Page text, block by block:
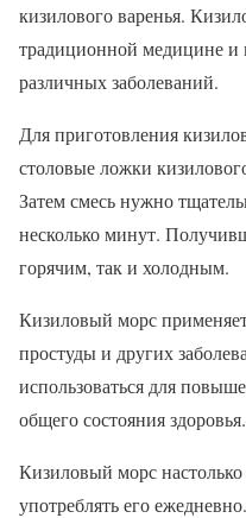
кизилового варенья.
традиционной медицине и
различных заболеваний.
Для приготовления
столовые ложки
Затем смесь нужно
несколько минут.
горячим, так и холодным.
Кизиловый морс
простуды и других
использоваться для
общего состояния здоровья.
Кизиловый морс настолько
употреблять его